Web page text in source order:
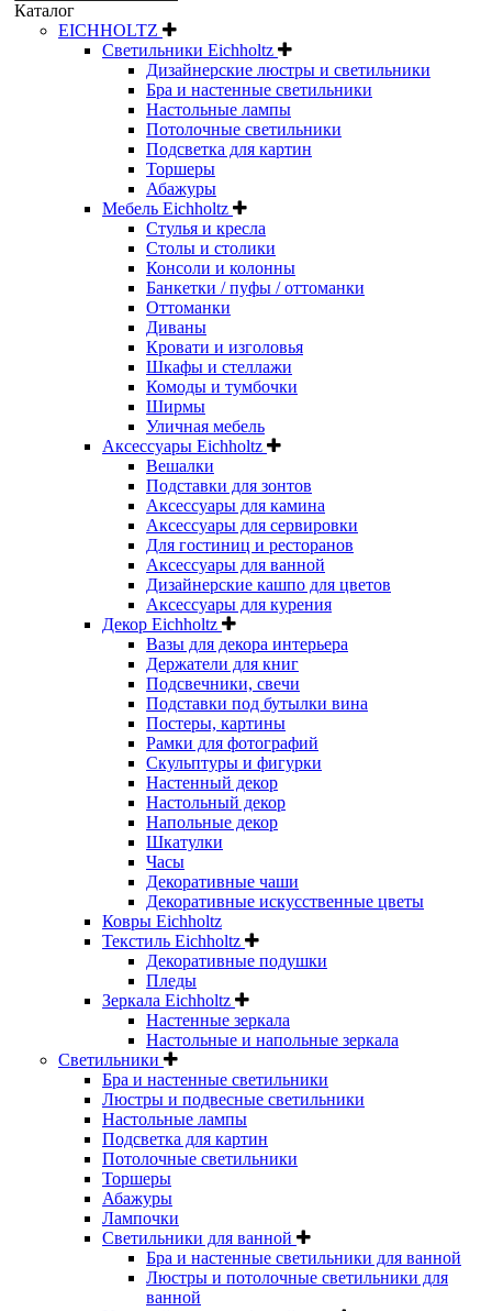
Каталог
EICHHOLTZ
Светильники Eichholtz
Дизайнерские люстры и светильники
Бра и настенные светильники
Настольные лампы
Потолочные светильники
Подсветка для картин
Торшеры
Абажуры
Мебель Eichholtz
Стулья и кресла
Столы и столики
Консоли и колонны
Банкетки / пуфы / оттоманки
Оттоманки
Диваны
Кровати и изголовья
Шкафы и стеллажи
Комоды и тумбочки
Ширмы
Уличная мебель
Аксессуары Eichholtz
Вешалки
Подставки для зонтов
Аксессуары для камина
Аксессуары для сервировки
Для гостиниц и ресторанов
Аксессуары для ванной
Дизайнерские кашпо для цветов
Аксессуары для курения
Декор Eichholtz
Вазы для декора интерьера
Держатели для книг
Подсвечники, свечи
Подставки под бутылки вина
Постеры, картины
Рамки для фотографий
Скульптуры и фигурки
Настенный декор
Настольный декор
Напольные декор
Шкатулки
Часы
Декоративные чаши
Декоративные искусственные цветы
Ковры Eichholtz
Текстиль Eichholtz
Декоративные подушки
Пледы
Зеркала Eichholtz
Настенные зеркала
Настольные и напольные зеркала
Светильники
Бра и настенные светильники
Люстры и подвесные светильники
Настольные лампы
Подсветка для картин
Потолочные светильники
Торшеры
Абажуры
Лампочки
Светильники для ванной
Бра и настенные светильники для ванной
Люстры и потолочные светильники для
ванной